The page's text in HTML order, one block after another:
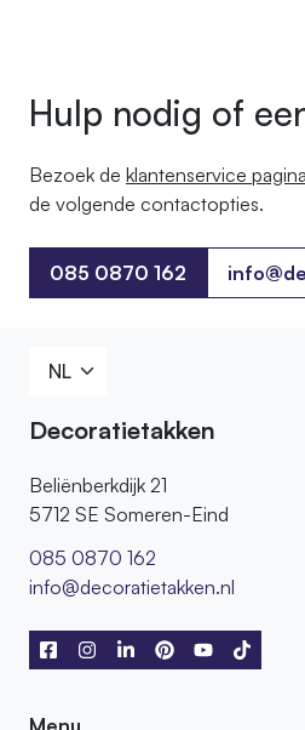
Hulp nodig of
Bezoek de klantenservice pagina
de volgende contactopties.
085 0870 162
085 0870 162
Decoratietakken
Beliënberkdijk 21
5712 SE Someren-Eind
085 0870 162
info@decoratietakken.nl